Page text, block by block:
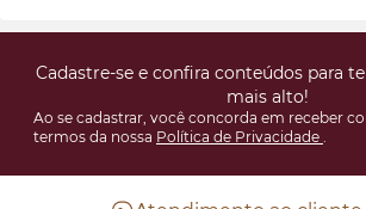
Cadastre-se e confira conteúdos para
mais alto!
Ao se cadastrar, você concorda em receber
termos da nossa Política de Privacidade .